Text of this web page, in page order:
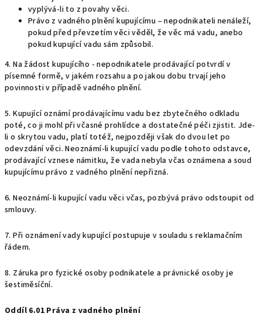
vyplývá-li to z povahy věci.
Právo z vadného plnění kupujícímu – nepodnikateli nenáleží,
pokud před převzetím věci věděl, že věc má vadu, anebo
pokud kupující vadu sám způsobil.
4. Na žádost kupujícího - nepodnikatele prodávající potvrdí v
písemné formě, v jakém rozsahu a po jakou dobu trvají jeho
povinnosti v případě vadného plnění.
5. Kupující oznámí prodávajícímu vadu bez zbytečného odkladu
poté, co ji mohl při včasné prohlídce a dostatečné péči zjistit. Jde-
li o skrytou vadu, platí totéž, nejpozději však do dvou let po
odevzdání věci. Neoznámí-li kupující vadu podle tohoto odstavce,
prodávající vznese námitku, že vada nebyla včas oznámena a soud
kupujícímu právo z vadného plnění nepřizná.
6. Neoznámí-li kupující vadu věci včas, pozbývá právo odstoupit od
smlouvy.
7. Při oznámení vady kupující postupuje v souladu s reklamačním
řádem.
8. Záruka pro fyzické osoby podnikatele a právnické osoby je
šestiměsíční.
Oddíl 6.01 Práva z vadného plnění